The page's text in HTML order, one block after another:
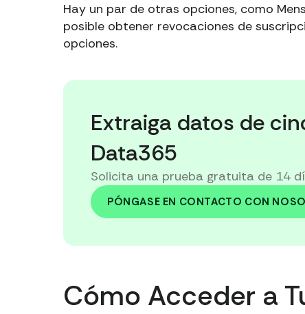
Hay un par de otras opciones, como
posible obtener revocaciones de
opciones.
Extraiga datos de
Data365
Solicita una prueba gratuita de 14
PÓNGASE EN CONTACTO CON
Cómo Acceder a